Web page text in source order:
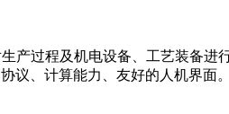
产过程及机电设备、工艺装备
、计算能力、友好的人机界